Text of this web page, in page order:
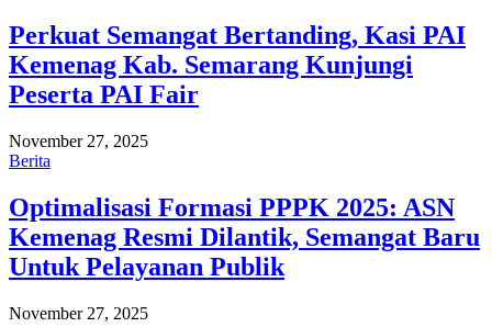
Perkuat Semangat Bertanding, Kasi PAI
Kemenag Kab. Semarang Kunjungi
Peserta PAI Fair
November 27, 2025
Berita
Optimalisasi Formasi PPPK 2025: ASN
Kemenag Resmi Dilantik, Semangat Baru
Untuk Pelayanan Publik
November 27, 2025